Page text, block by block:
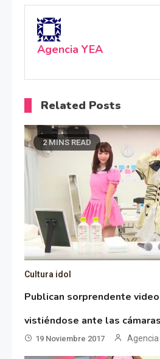
Agencia YEA
Related Posts
2 MINS READ
Cultura idol
Publican sorprendente
vistiéndose ante las cámaras
19 Noviembre 2017 Agencia